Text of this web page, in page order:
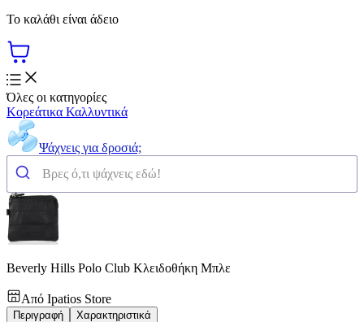
Το καλάθι είναι άδειο
Όλες οι κατηγορίες
Κορεάτικα Καλλυντικά
Ψάχνεις για δροσιά;
Beverly Hills Polo Club Κλειδοθήκη Μπλε
Από Ipatios Store
Περιγραφή Χαρακτηριστικά